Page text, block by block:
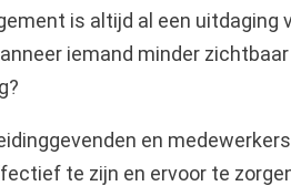
is altijd al een uitdaging
iemand minder
en
te zijn en ervoor te